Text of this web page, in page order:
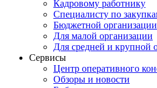
Кадровому работнику
Специалисту по
Бюджетной организации
Для малой организации
Для средней и крупной
Сервисы
Центр оперативного
Обзоры и новости